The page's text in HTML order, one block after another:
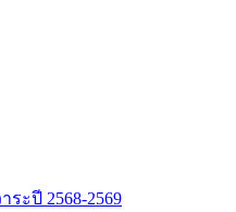
ะปี 2568-2569